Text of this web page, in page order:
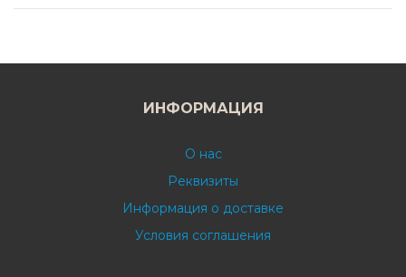
ИНФОРМАЦИЯ
О нас
Реквизиты
Информация о доставке
Условия соглашения